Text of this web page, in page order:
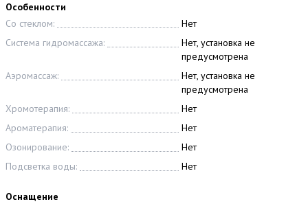
Особенности
Со стеклом:
Нет
Система гидромассажа:
Нет, установка не
предусмотрена
Аэромассаж:
Нет, установка не
предусмотрена
Хромотерапия:
Нет
Ароматерапия:
Нет
Озонирование:
Нет
Подсветка воды:
Нет
Оснащение